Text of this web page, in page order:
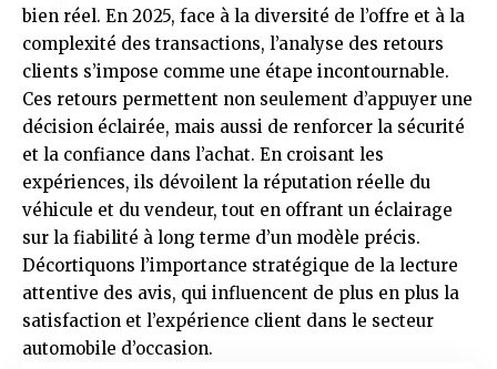
bien réel. En 2025, face à la diversité de l’offre et à la
complexité des transactions, l’analyse des retours
clients s’impose comme une étape incontournable.
Ces retours permettent non seulement d’appuyer une
décision éclairée, mais aussi de renforcer la sécurité
et la confiance dans l’achat. En croisant les
expériences, ils dévoilent la réputation réelle du
véhicule et du vendeur, tout en offrant un éclairage
sur la fiabilité à long terme d’un modèle précis.
Décortiquons l’importance stratégique de la lecture
attentive des avis, qui influencent de plus en plus la
satisfaction et l’expérience client dans le secteur
automobile d’occasion.